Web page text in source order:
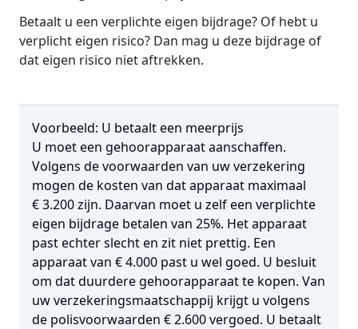
Betaalt u een verplichte eigen bijdrage? Of hebt u
verplicht eigen risico? Dan mag u deze bijdrage of
dat eigen risico niet aftrekken.
Voorbeeld: U betaalt een meerprijs
U moet een gehoorapparaat aanschaffen.
Volgens de voorwaarden van uw verzekering
mogen de kosten van dat apparaat maximaal
€ 3.200 zijn. Daarvan moet u zelf een verplichte
eigen bijdrage betalen van 25%. Het apparaat
past echter slecht en zit niet prettig. Een
apparaat van € 4.000 past u wel goed. U besluit
om dat duurdere gehoorapparaat te kopen. Van
uw verzekeringsmaatschappij krijgt u volgens
de polisvoorwaarden € 2.600 vergoed. U betaalt